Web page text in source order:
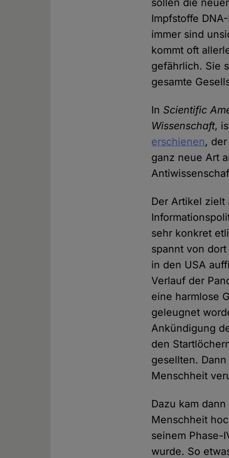
sollen die
Impfstoffe
immer sind
kommt oft
gefährlich. Sie
gesamte
In Scientific
Wissenschaft,
erschienen,
ganz neue Art
Der Artikel zielt
sehr konkret
spannt von
in den USA
Verlauf der
eine harmlose
geleugnet
Ankündigung
den
gesellten.
Menschheit
Dazu kam
Menschheit
seinem Phase-
wurde. So